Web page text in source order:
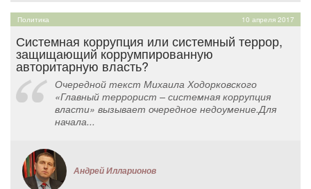
Политика 10 апреля 2017
Системная коррупция или системный террор,
защищающий коррумпированную
авторитарную власть?
Очередной текст Михаила Ходорковского
«Главный террорист – системная коррупция
власти» вызывает очередное недоумение.Для
начала...
Андрей Илларионов